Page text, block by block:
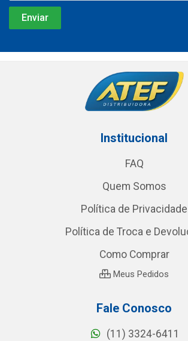
Institucional
FAQ
Quem Somos
Política de Privacidade
Política de Troca e
Como Comprar
Meus Pedidos
Fale Conosco
(11) 3324-6411